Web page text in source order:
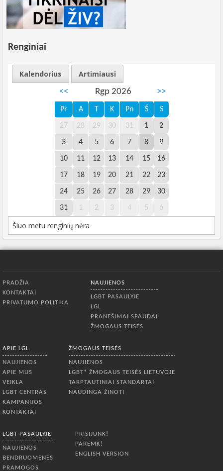
Renginiai
Kalendorius
Artimiausi
<<
Rgp 2026 >>
Pr A T K Pn Š S
27 28 29 30 31 1 2
3 4 5 6 7 8 9
10 11 12 13 14 15 16
17 18 19 20 21 22 23
24 25 26 27 28 29 30
31 1 2 3 4 5 6
Šiuo metu renginių nėra
PRADŽIA
KONTAKTAI
PRIVATUMO POLITIKA
NAUJIENOS
LGBT PASAULYJE
LGL
PRANEŠIMAI SPAUDAI
ŽMOGAUS TEISĖS
APIE LGL
NAUJIENOS
APIE MUS
VEIKLA
LGBT CENTRAS
KAMPANIJOS
KONTAKTAI
ŽMOGAUS TEISĖS
NAUJIENOS
LGBT* ŽMOGAUS TEISĖS LIETUVOJE
TARPTAUTINIAI STANDARTAI
NAUDINGA ŽINOTI
LGBT PASAULYJE
NAUJIENOS
BENDRUOMENĖS
PRAMOGOS
PRISIJUNK!
PAREMK!
ENGLISH VERSION